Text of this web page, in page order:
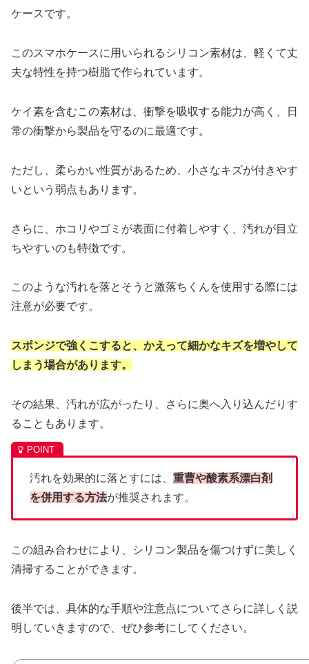
ケースです。
このスマホケースに用いられるシリコン素材は、軽くて丈
夫な特性を持つ樹脂で作られています。
ケイ素を含むこの素材は、衝撃を吸収する能力が高く、日
常の衝撃から製品を守るのに最適です。
ただし、柔らかい性質があるため、小さなキズが付きやす
いという弱点もあります。
さらに、ホコリやゴミが表面に付着しやすく、汚れが目立
ちやすいのも特徴です。
このような汚れを落とそうと激落ちくんを使用する際には
注意が必要です。
スポンジで強くこすると、かえって細かなキズを増やして
しまう場合があります。
その結果、汚れが広がったり、さらに奥へ入り込んだりす
ることもあります。
汚れを効果的に落とすには、 重曹や酸素系漂白剤
を併用する方法が推奨されます。
この組み合わせにより、シリコン製品を傷つけずに美しく
清掃することができます。
後半では、具体的な手順や注意点についてさらに詳しく説
明していきますので、ぜひ参考にしてください。